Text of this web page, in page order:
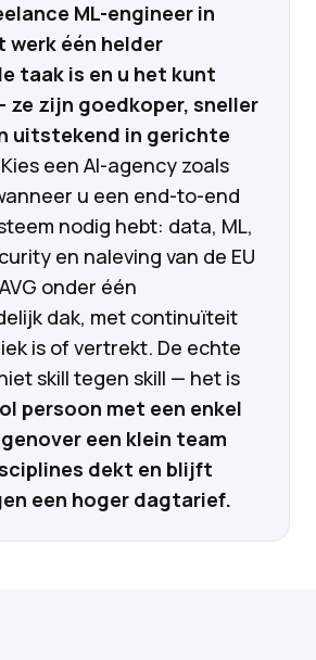
ML-engineer in
werk één helder
taak is en u het kunt
ze zijn goedkoper, sneller
uitstekend in gerichte
Kies een AI-agency zoals
u een end-to-end
nodig hebt: data, ML,
en naleving van de EU
onder één
dak, met continuïteit
is of vertrekt. De echte
skill tegen skill — het is
persoon met een enkel
een klein team
dekt en blijft
een hoger dagtarief.